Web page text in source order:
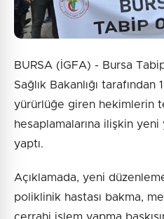
BURSA (İGFA) - Bursa
Sağlık Bakanlığı
yürürlüğe giren hekimlerin
hesaplamalarına ilişkin
yaptı.
Açıklamada, yeni
poliklinik hastası bakma,